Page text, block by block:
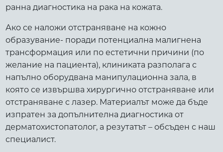
ранна диагностика на рака на кожата.
Ако се наложи отстраняване на кожно
образувание- поради потенциална малигнена
трансформация или по естетични причини (по
желание на пациента), клиниката разполага с
напълно оборудвана манипулационна зала, в
която се извършва хирургично отстраняване или
отстраняване с лазер. Материалът може да бъде
изпратен за допълнителна диагностика от
дерматохистопатолог, а резутатът – обсъден с наш
специалист.